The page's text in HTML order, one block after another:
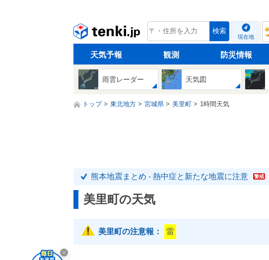
tenki.jp 検索
現在地
天気予報 観測 防災情報
雨雲レーダー 天気図
トップ 東北地方 宮城県 美里町 1時間天気
熊本地震まとめ - 熱中症と新たな地震に注意 警戒
美里町の天気
美里町の注意報： 雷